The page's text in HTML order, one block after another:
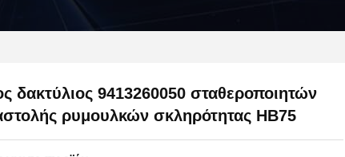
δακτύλιος 9413260050 σταθεροποιητών
ρυμουλκών σκληρότητας HB75